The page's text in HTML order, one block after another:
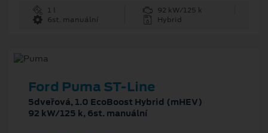
1 l
92 kW/125 k
6st. manuální
Hybrid
Ford Puma ST-Line
5dveřová, 1.0 EcoBoost Hybrid (mHEV)
92 kW/125 k, 6st. manuální